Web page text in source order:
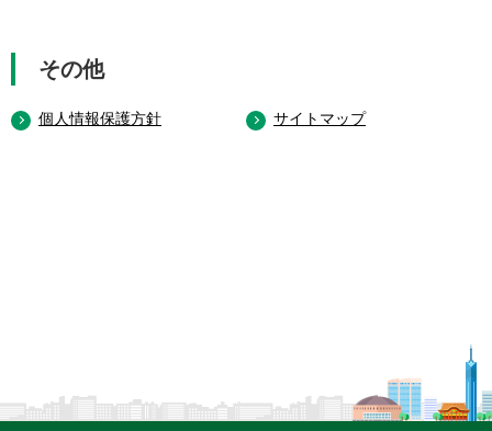
その他
個人情報保護方針 サイトマップ